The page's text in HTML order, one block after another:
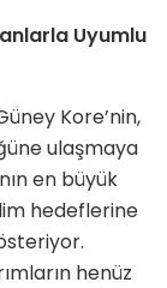
Uyumlu
Kore’nin,
ulaşmaya
en büyük
hedeflerine
henüz